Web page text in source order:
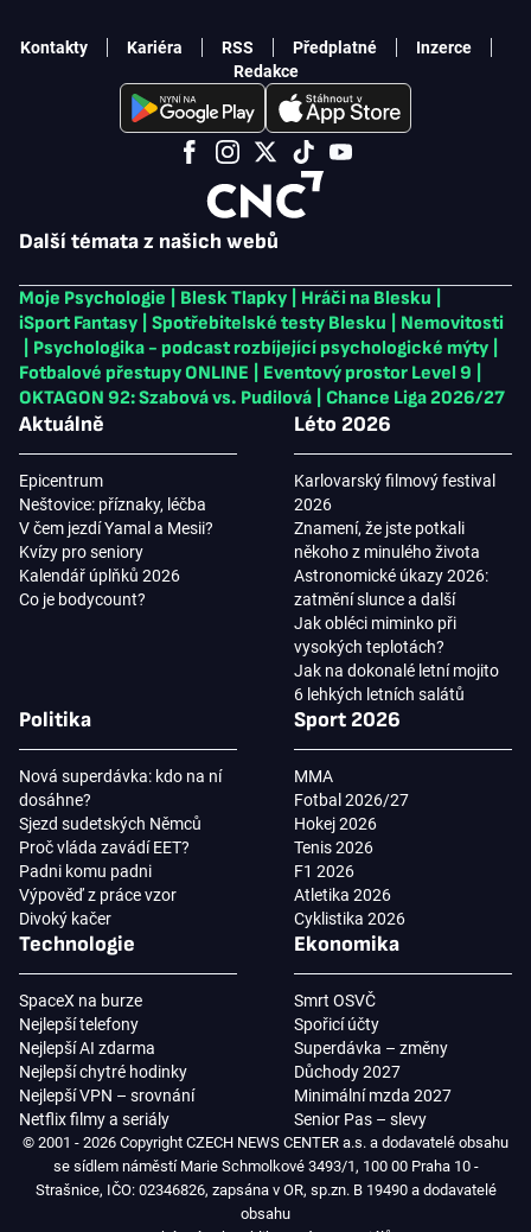
Další témata z našich webů
Moje Psychologie Blesk Tlapky Hráči na Blesku
iSport Fantasy
Spotřebitelské testy Blesku
Nemovitosti
Psychologika - podcast rozbíjející psychologické mýty
Fotbalové přestupy ONLINE
Eventový prostor Level 9
OKTAGON 92: Szabová vs. Pudilová
Chance Liga 2026/27
Aktuálně
Epicentrum
Neštovice: příznaky, léčba
V čem jezdí Yamal a Mesii?
Kvízy pro seniory
Kalendář úplňků 2026
Co je bodycount?
Léto 2026
Karlovarský filmový festival
2026
Znamení, že jste potkali
někoho z minulého života
Astronomické úkazy 2026:
zatmění slunce a další
Jak obléci miminko při
vysokých teplotách?
Jak na dokonalé letní mojito
6 lehkých letních salátů
Politika
Nová superdávka: kdo na ní
dosáhne?
Sjezd sudetských Němců
Proč vláda zavádí EET?
Padni komu padni
Výpověď z práce vzor
Divoký kačer
Sport 2026
MMA
Fotbal 2026/27
Hokej 2026
Tenis 2026
F1 2026
Atletika 2026
Cyklistika 2026
Technologie
SpaceX na burze
Nejlepší telefony
Nejlepší AI zdarma
Nejlepší chytré hodinky
Nejlepší VPN – srovnání
Netflix filmy a seriály
Ekonomika
Smrt OSVČ
Spořicí účty
Superdávka – změny
Důchody 2027
Minimální mzda 2027
Senior Pas – slevy
Kontakty Kariéra RSS Předplatné
Inzerce
Redakce
© 2001 - 2026 Copyright CZECH NEWS CENTER a.s. a dodavatelé obsahu
se sídlem náměstí Marie Schmolkové 3493/1, 100 00 Praha 10 -
Strašnice, IČO: 02346826, zapsána v OR, sp.zn. B 19490 a dodavatelé
obsahu